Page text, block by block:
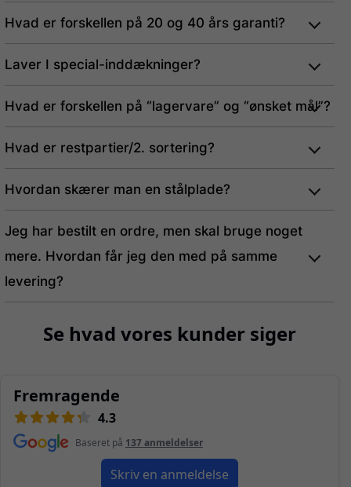
Hvad er forskellen på 20 og 40 års garanti?
Laver I special-inddækninger?
Hvad er forskellen på “lagervare” og “ønsket mål”?
Hvad er restpartier/2. sortering?
Hvordan skærer man en stålplade?
Jeg har bestilt en ordre, men skal bruge noget
mere. Hvordan får jeg den med på samme
levering?